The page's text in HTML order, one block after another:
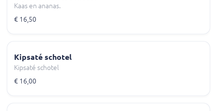
Kaas en ananas.
€ 16,50
Kipsaté schotel
Kipsaté schotel
€ 16,00